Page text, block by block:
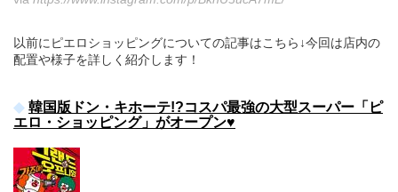
以前にピエロショッピングについての記事はこちら↓今回は店内の
配置や様子を詳しく紹介します！
韓国版ドン・キホーテ!?コスパ最強の大型スーパー「ピ
エロ・ショッピング」がオープン♥